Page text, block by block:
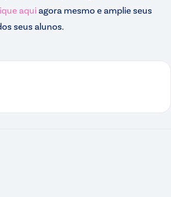
aquiagora mesmo e amplie seus
seus alunos.